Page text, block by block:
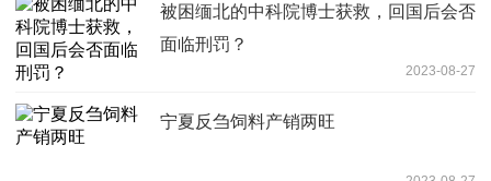
被困缅北的中科院博士获救，回国后会否
面临刑罚？
2023-08-27
宁夏反刍饲料产销两旺